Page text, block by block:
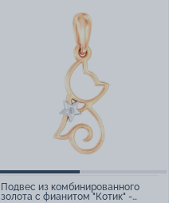
Подвес из комбинированного
золота с фианитом "Котик" -